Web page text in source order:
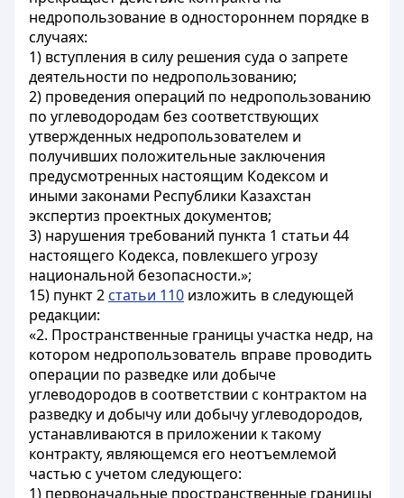
недропользование в одностороннем порядке в
случаях:
1) вступления в силу решения суда о запрете
деятельности по недропользованию;
2) проведения операций по недропользованию
по углеводородам без соответствующих
утвержденных недропользователем и
получивших положительные заключения
предусмотренных настоящим Кодексом и
иными законами Республики Казахстан
экспертиз проектных документов;
3) нарушения требований пункта 1 статьи 44
настоящего Кодекса, повлекшего угрозу
национальной безопасности.»;
15) пункт 2 статьи 110 изложить в следующей
редакции:
«2. Пространственные границы участка недр, на
котором недропользователь вправе проводить
операции по разведке или добыче
углеводородов в соответствии с контрактом на
разведку и добычу или добычу углеводородов,
устанавливаются в приложении к такому
контракту, являющемся его неотъемлемой
частью с учетом следующего:
1) первоначальные пространственные границы